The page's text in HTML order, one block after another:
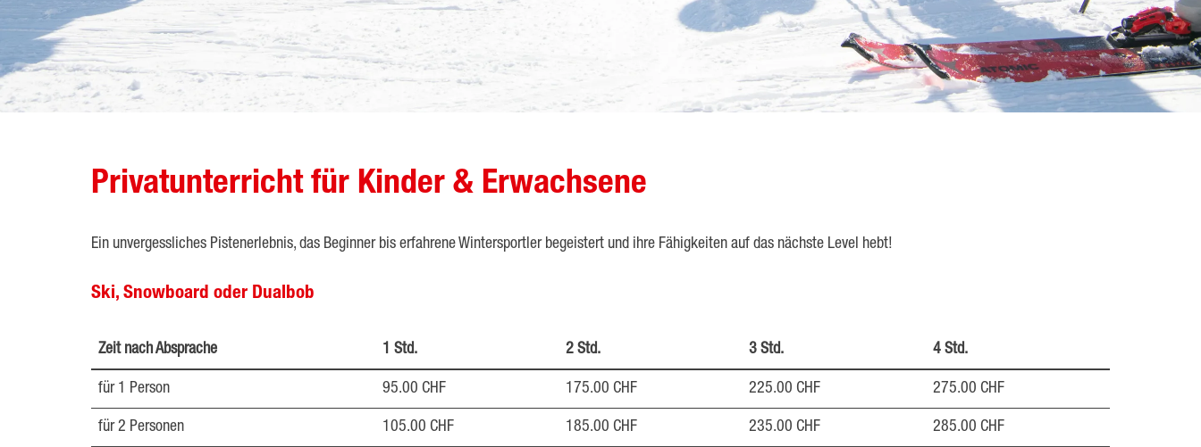
Privatunterricht für Kinder & Erwachsene
Ein unvergessliches Pistenerlebnis, das Beginner bis erfahrene Wintersportler begeistert und ihre Fähigkeiten auf das nächste Level hebt!
Ski, Snowboard oder Dualbob
Zeit nach Absprache 1 Std. 2 Std. 3 Std. 4 Std.
für 1 Person 95.00 CHF 175.00 CHF 225.00 CHF 275.00 CHF
für 2 Personen 105.00 CHF 185.00 CHF 235.00 CHF 285.00 CHF